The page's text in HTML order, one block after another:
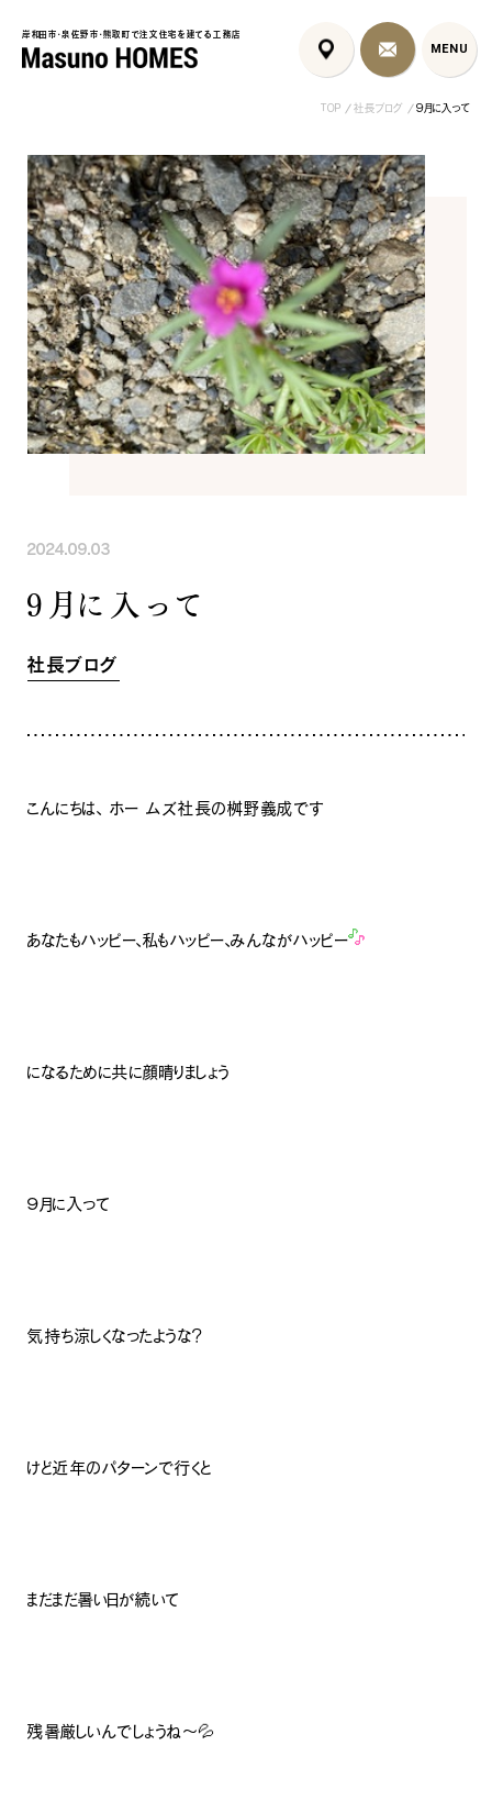
岸和田市・泉佐野市・熊取町で注文住宅を建てる工務店
MENU
MENU
岸和田市・泉佐野市・熊取町で注文住宅を建てる工務店
泉佐野市の北欧デザイン注文
住宅｜自然素材と...
泉佐野市の共働き夫婦向け注
文住宅｜家事ラク...
フレンチカントリ
喰壁とペット...
コンセプト
はじめに
5つの約束
標準仕様
家づくりの流れ
施工事例
暮らしのブック
リノベーション
イベント情報
スタッフブログ
家づくり相談会
Tel. 0120-930-493
家づくり相談会
TOP 社長ブログ ９月に入って
2024.09.03
９月に入って
社長ブログ
こんにちは、 ホー ムズ社長の桝野義成です
あなたもハッピー、私もハッピー、みんながハッピー
になるために共に顔晴りましょう
９月に入って
気持ち涼しくなったような？
けど近年のパターンで行くと
まだまだ暑い日が続いて
残暑厳しいんでしょうね〜💦